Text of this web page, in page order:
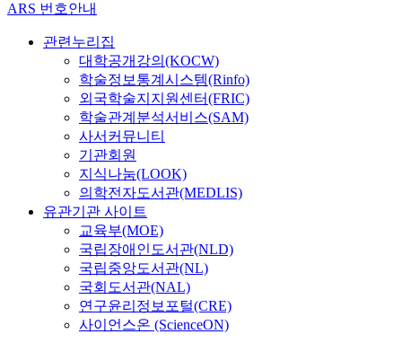
ARS 번호안내
관련누리집
대학공개강의(KOCW)
학술정보통계시스템(Rinfo)
외국학술지지원센터(FRIC)
학술관계분석서비스(SAM)
사서커뮤니티
기관회원
지식나눔(LOOK)
의학전자도서관(MEDLIS)
유관기관 사이트
교육부(MOE)
국립장애인도서관(NLD)
국립중앙도서관(NL)
국회도서관(NAL)
연구윤리정보포털(CRE)
사이언스온 (ScienceON)